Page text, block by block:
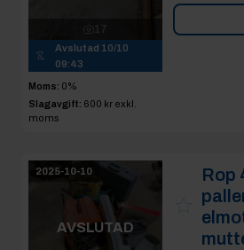
Avslutad 10/10
09:43
Moms: 0%
Slagavgift: 600 kr exkl.
moms
2025-10-10
AVSLUTAD
Rop